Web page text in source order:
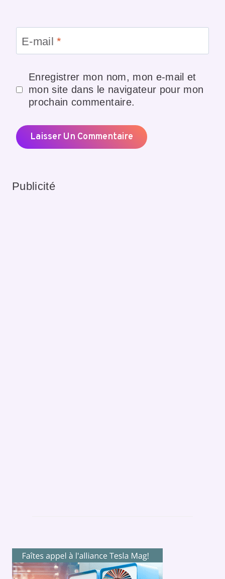
E-mail*
Enregistrer mon nom, mon e-mail et
mon site dans le navigateur pour mon
prochain commentaire.
Publicité